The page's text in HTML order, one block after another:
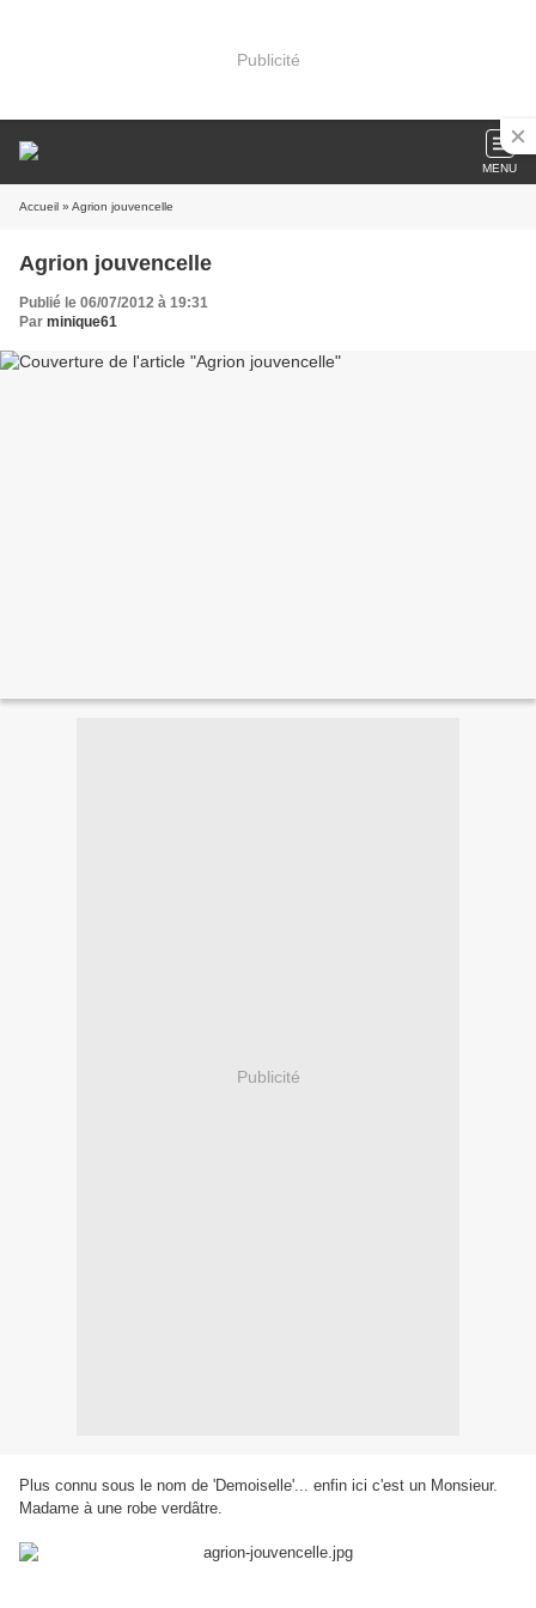
Publicité
MENU
Accueil » Agrion jouvencelle
Agrion jouvencelle
Publié le 06/07/2012 à 19:31
Par minique61
Publicité
Plus connu sous le nom de 'Demoiselle'... enfin ici c'est un Monsieur.
Madame à une robe verdâtre.